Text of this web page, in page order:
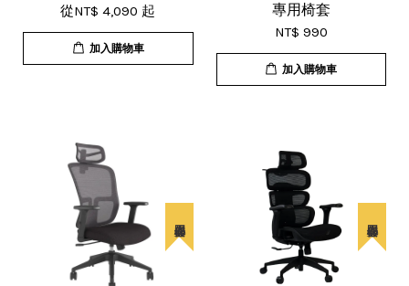
從NT$ 4,090 起
加入購物車
專用椅套
NT$ 990
加入購物車